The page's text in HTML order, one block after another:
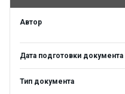
Автор
Дата подготовки документа
Тип документа